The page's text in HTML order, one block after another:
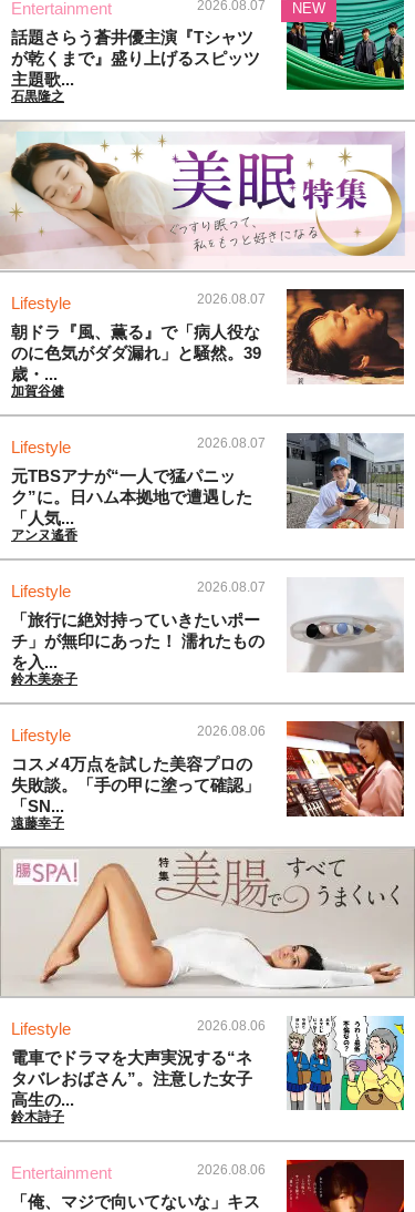
Entertainment 2026.08.07
話題さらう蒼井優主演『Tシャツ
が乾くまで』盛り上げるスピッツ
主題歌...
石黒隆之
NEW
Lifestyle 2026.08.07
朝ドラ『風、薫る』で「病人役な
のに色気がダダ漏れ」と騒然。39
歳・...
加賀谷健
Lifestyle 2026.08.07
元TBSアナが“一人で猛パニッ
ク”に。日ハム本拠地で遭遇した
「人気...
アンヌ遙香
Lifestyle 2026.08.07
「旅行に絶対持っていきたいポー
チ」が無印にあった！ 濡れたもの
を入...
鈴木美奈子
Lifestyle 2026.08.06
コスメ4万点を試した美容プロの
失敗談。「手の甲に塗って確認」
「SN...
遠藤幸子
Lifestyle 2026.08.06
電車でドラマを大声実況する“ネ
タバレおばさん”。注意した女子
高生の...
鈴木詩子
Entertainment 2026.08.06
「俺、マジで向いてないな」キス